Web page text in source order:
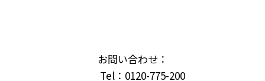
お問い合わせ：
Tel：0120-775-200